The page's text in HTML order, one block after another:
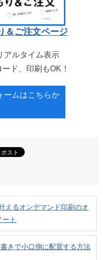
＆ご注文ページ
アルタイム表示
ド、印刷もOK！
ームはこちらか
えるオンデマンド印刷のオ
ート
きで小口側に配置する方法